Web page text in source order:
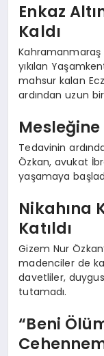
Enkaz
Kaldı
Kahramanmaraş
yıkılan
mahsur kalan
ardından uzun
Tedavinin
Özkan, avukat
yaşamaya
Nikahına
Katıldı
Gizem Nur
madenciler de
davetliler,
tutamadı.
“Beni